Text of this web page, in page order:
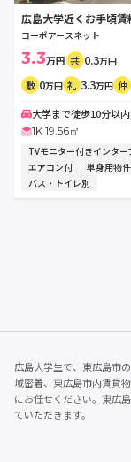
広島大学近くお手頃賃
コーポアースネット
3.3万円 共 0.3万円
敷 0万円 礼 3.3万円 仲
大学まで徒歩10分以内
1K 19.56㎡
TVモニター付きインター
エアコン付
単身用物件
バス・トイレ別
広島大学生で、東広島市
域密着、東広島市内賃貸
にお任せください。東広
ていただきます。